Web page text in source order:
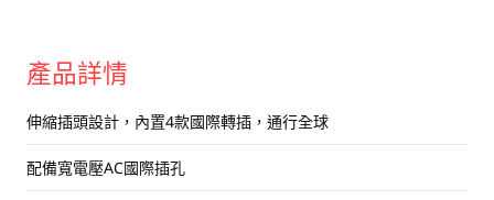
產品詳情
伸縮插頭設計，內置4款國際轉插，通行全球
配備寬電壓AC國際插孔
便攜式風扇